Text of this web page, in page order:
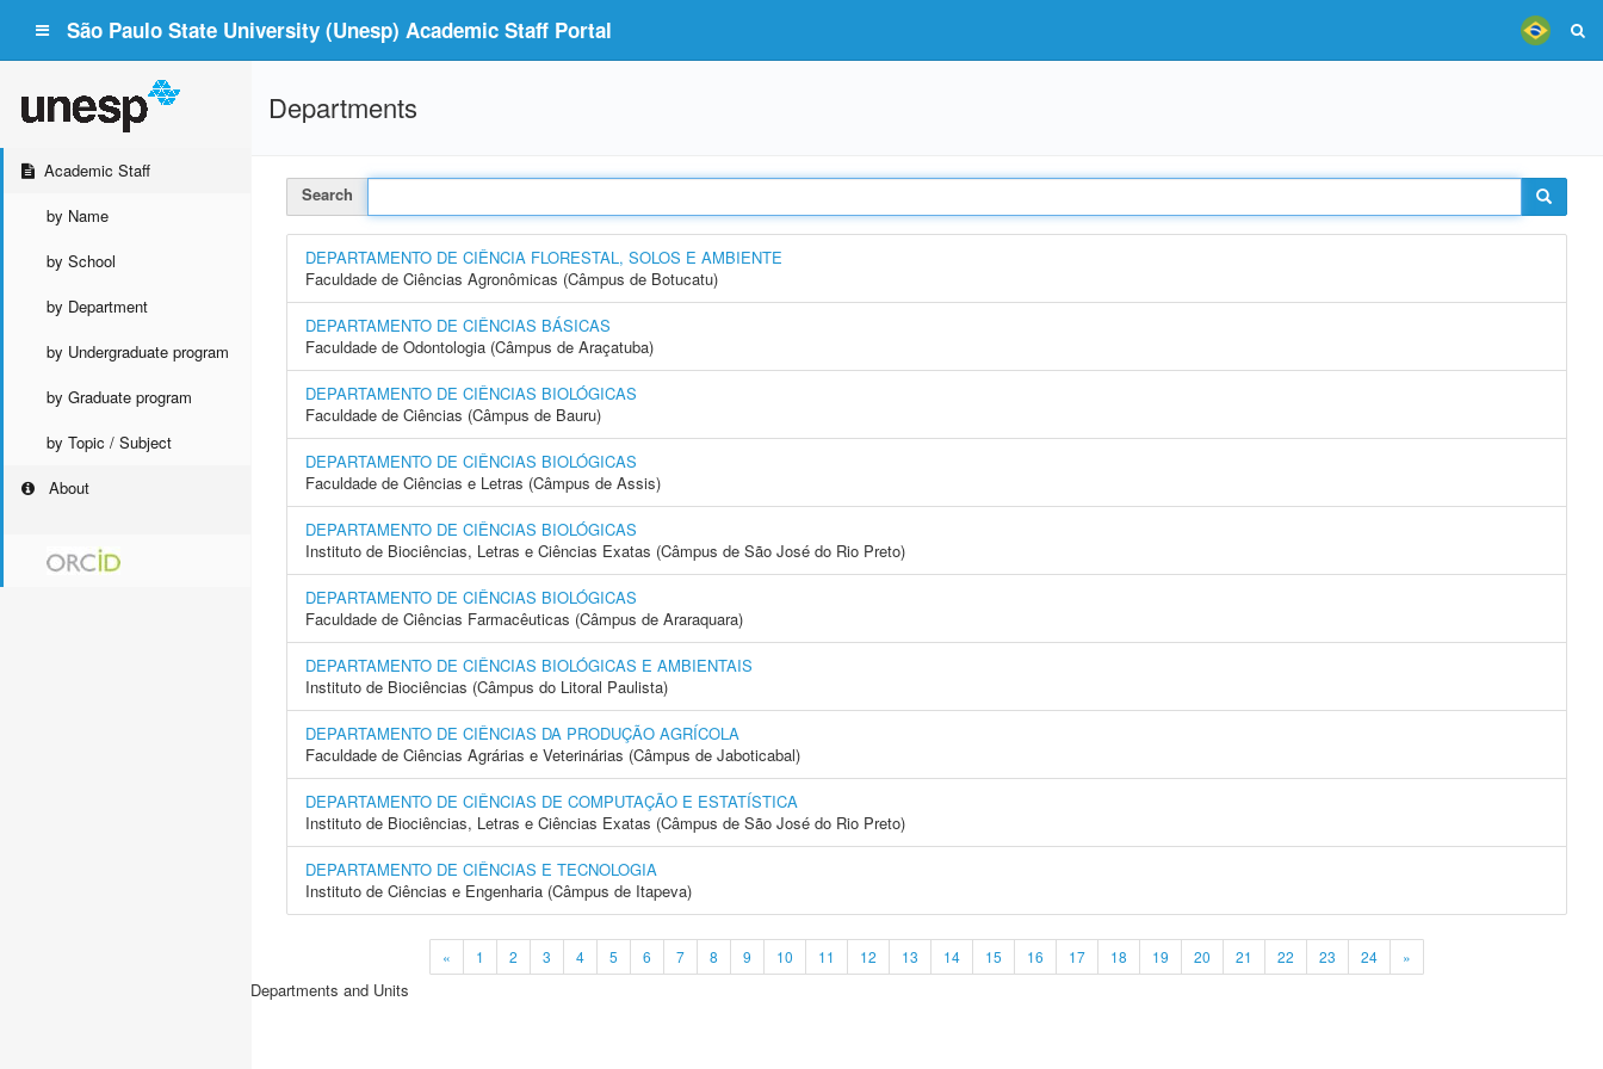
São Paulo State University (Unesp) Academic Staff Portal
Academic Staff
by Name
by School
by Department
by Undergraduate program
by Graduate program
by Topic / Subject
About
Departments
Search
DEPARTAMENTO DE CIÊNCIA FLORESTAL, SOLOS E AMBIENTE
Faculdade de Ciências Agronômicas (Câmpus de Botucatu)
DEPARTAMENTO DE CIÊNCIAS BÁSICAS
Faculdade de Odontologia (Câmpus de Araçatuba)
DEPARTAMENTO DE CIÊNCIAS BIOLÓGICAS
Faculdade de Ciências (Câmpus de Bauru)
DEPARTAMENTO DE CIÊNCIAS BIOLÓGICAS
Faculdade de Ciências e Letras (Câmpus de Assis)
DEPARTAMENTO DE CIÊNCIAS BIOLÓGICAS
Instituto de Biociências, Letras e Ciências Exatas (Câmpus de São José do Rio Preto)
DEPARTAMENTO DE CIÊNCIAS BIOLÓGICAS
Faculdade de Ciências Farmacêuticas (Câmpus de Araraquara)
DEPARTAMENTO DE CIÊNCIAS BIOLÓGICAS E AMBIENTAIS
Instituto de Biociências (Câmpus do Litoral Paulista)
DEPARTAMENTO DE CIÊNCIAS DA PRODUÇÃO AGRÍCOLA
Faculdade de Ciências Agrárias e Veterinárias (Câmpus de Jaboticabal)
DEPARTAMENTO DE CIÊNCIAS DE COMPUTAÇÃO E ESTATÍSTICA
Instituto de Biociências, Letras e Ciências Exatas (Câmpus de São José do Rio Preto)
DEPARTAMENTO DE CIÊNCIAS E TECNOLOGIA
Instituto de Ciências e Engenharia (Câmpus de Itapeva)
« 1 2 3 4 5 6 7 8 9 10 11 12 13 14 15 16 17 18 19 20 21 22 23 24 »
Departments and Units